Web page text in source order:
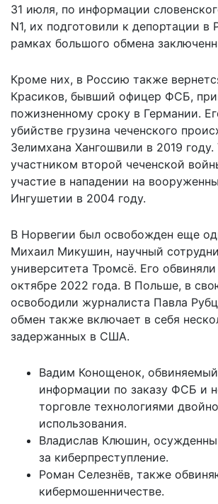
31 июля, по информации
N1, их подготовили к депортации в
рамках большого обмена
Кроме них, в Россию также
Красиков, бывший офицер ФСБ,
пожизненному сроку в Германии.
убийстве грузина чеченского
Зелимхана Хангошвили в 2019
участником второй чеченской
участие в нападении на
Ингушетии в 2004 году.
В Норвегии был освобожден еще
Михаил Микушин, научный
университета Тромсё. Его
октябре 2022 года. В Польше, в
освободили журналиста Павла
обмен также включает в себя
задержанных в США.
Вадим Конощенок,
информации по заказу ФСБ и
торговле технологиями
использования.
Владислав Клюшин,
за киберпреступление.
Роман Селезнёв, также
кибермошенничестве.